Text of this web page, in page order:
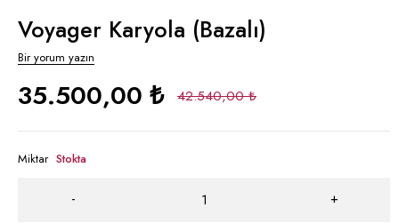
Voyager Karyola (Bazalı)
Bir yorum yazın
42.540,00₺
35.500,00 ₺
Miktar Stokta